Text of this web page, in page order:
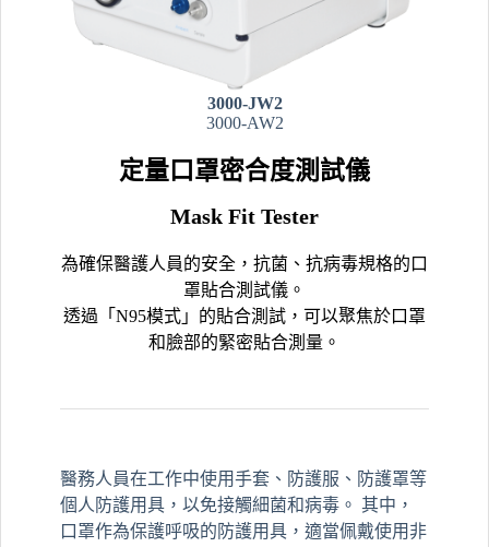
3000-JW2
3000-AW2
定量 口罩密合度測試儀
Mask Fit Tester
為確保醫護人員的安全，抗菌、抗病毒規格的口
罩貼合測試儀。
透過「N95模式」的貼合測試，可以聚焦於口罩
和臉部的緊密貼合測量。
醫務人員在工作中使用手套、防護服、防護罩等
個人防護用具，以免接觸細菌和病毒。 其中，
口罩作為保護呼吸的防護用具，適當佩戴使用非